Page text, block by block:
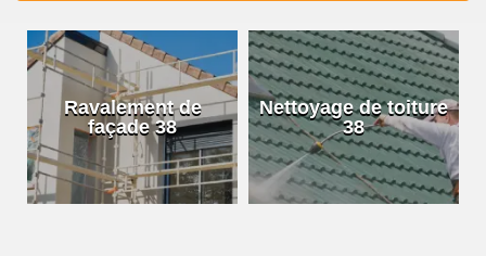
Ravalement de
façade 38
Nettoyage de toiture
38